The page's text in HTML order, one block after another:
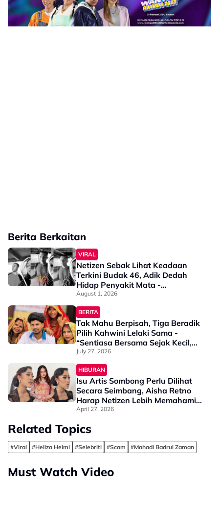
Berita Berkaitan
VIRAL
Netizen Sebak Lihat Keadaan
Terkini Budak 46, Adik Dedah
Hidap Penyakit Mata -
“Penglihatan Dia Memang Slowly
Makin Tak Nampak…”
August 1, 2026
BERITA
Tak Mahu Berpisah, Tiga Beradik
Pilih Kahwini Lelaki Sama -
“Sentiasa Bersama Sejak Kecil,
Tak Dapat Bayangkan Hidup
Berjauhan”
July 27, 2026
HIBURAN
Isu Artis Sombong Perlu Dilihat
Secara Seimbang, Aisha Retno
Harap Netizen Lebih Memahami
Situasi - “Kita Pun Ada Had
April 27, 2026
Related Topics
#Viral #Heliza Helmi #Selebriti #Scam #Mahadi Badrul Zaman
Must Watch Video